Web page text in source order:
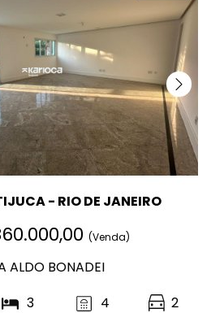
- RIO DE JANEIRO
(Venda)
ALDO BONADEI
3 4 2